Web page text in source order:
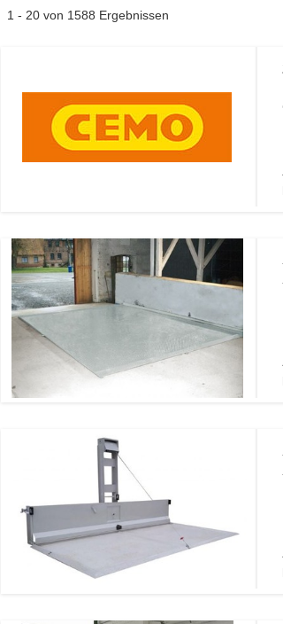
1 - 20 von 1588 Ergebnissen